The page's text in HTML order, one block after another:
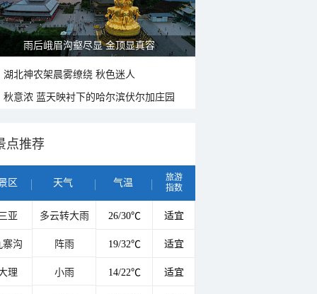
雨后峨眉沟壑尽显 金顶显真容
湖北神农架晨雾缭绕 秋色迷人
秋意浓 蓝天映衬下的哈尔滨伏尔加庄园
点推荐
区 天气 气温
旅游
指数
亚 多云转大雨 26/30℃ 适宜
寨沟 阵雨 19/32℃ 适宜
理 小雨 14/22℃ 适宜